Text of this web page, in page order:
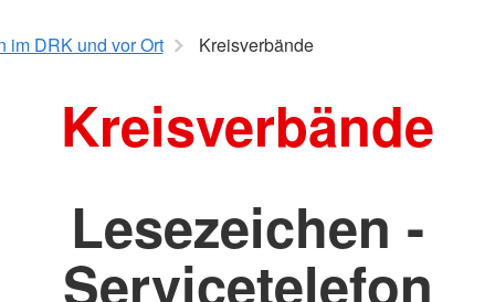
Angebote des DRK
im DRK und vor Ort Kreisverbände
Kreisverbände
Lesezeichen -
Servicetelefon